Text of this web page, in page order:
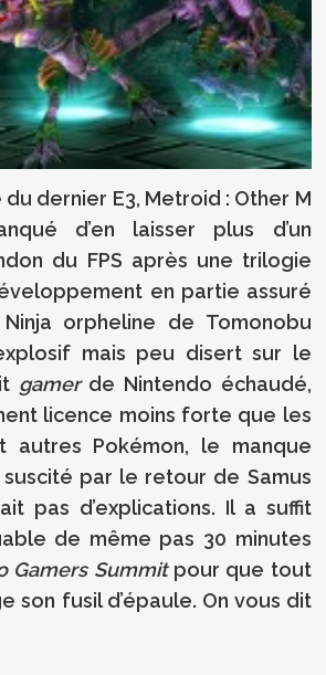
dernier E3, Metroid : Other M
d’en laisser plus d’un
du FPS après une trilogie
en partie assuré
orpheline de Tomonobu
mais peu disert sur le
gamerde Nintendo échaudé,
licence moins forte que les
autres Pokémon, le manque
suscité par le retour de Samus
pas d’explications. Il a suffit
de même pas 30 minutes
Gamers Summitpour que tout
son fusil d’épaule. On vous dit